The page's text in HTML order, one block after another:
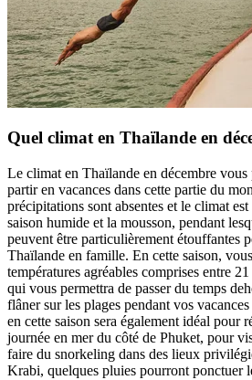
Quel climat en Thaïlande en
Le climat en Thaïlande en décembre vous
partir en vacances dans cette partie du
précipitations sont absentes et le climat
saison humide et la mousson, pendant
peuvent être particulièrement étouffantes
Thaïlande en famille. En cette saison,
températures agréables comprises entre
qui vous permettra de passer du temps
flâner sur les plages pendant vos
en cette saison sera également idéal pour
journée en mer du côté de Phuket, pour
faire du snorkeling dans des lieux
Krabi, quelques pluies pourront ponctuer